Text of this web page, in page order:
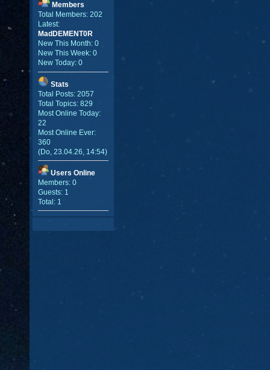
Members
Total Members: 202
Latest:
MadDEMENT0R
New This Month: 0
New This Week: 0
New Today: 0
Stats
Total Posts: 2057
Total Topics: 829
Most Online Today:
22
Most Online Ever:
360
(Do, 23.04.26, 14:54)
Users Online
Members: 0
Guests: 1
Total: 1